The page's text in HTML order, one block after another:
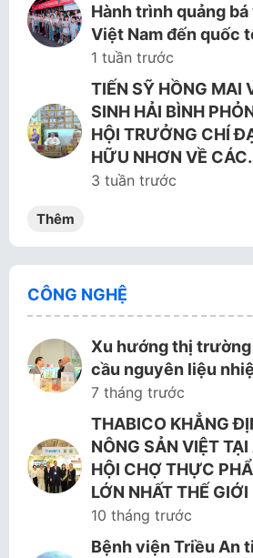
Hành trình quảng
Việt Nam đến quốc
1 tuần trước
TIẾN SỸ HỒNG MAI
SINH HẢI BÌNH
HỘI TRƯỞNG CHÍ
HỮU NHƠN VỀ
3 tuần trước
Thêm
CÔNG NGHỆ
Xu hướng thị trường
cầu nguyên liệu
7 tháng trước
THABICO KHẲNG
NÔNG SẢN VIỆT
HỘI CHỢ THỰC
LỚN NHẤT THẾ GIỚI
10 tháng trước
Bệnh viện Triều An